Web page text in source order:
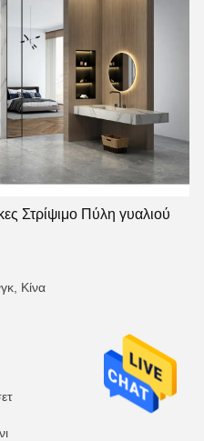
Στρίψιμο Πύλη γυαλιού
Κίνα